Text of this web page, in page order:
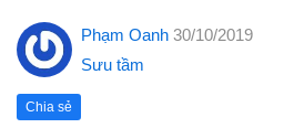
Phạm Oanh 30/10/2019
Sưu tầm
Chia sẻ